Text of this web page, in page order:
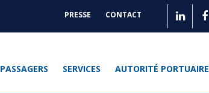
ACTUALITÉS
PRESSE
PRESSE CONTACT
PASSAGERS SERVICES AUTORITÉ PORTUAIRE